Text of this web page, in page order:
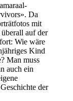
Da
mit
auf der
Wie wäre
Kind
Man muss
auch ein
der